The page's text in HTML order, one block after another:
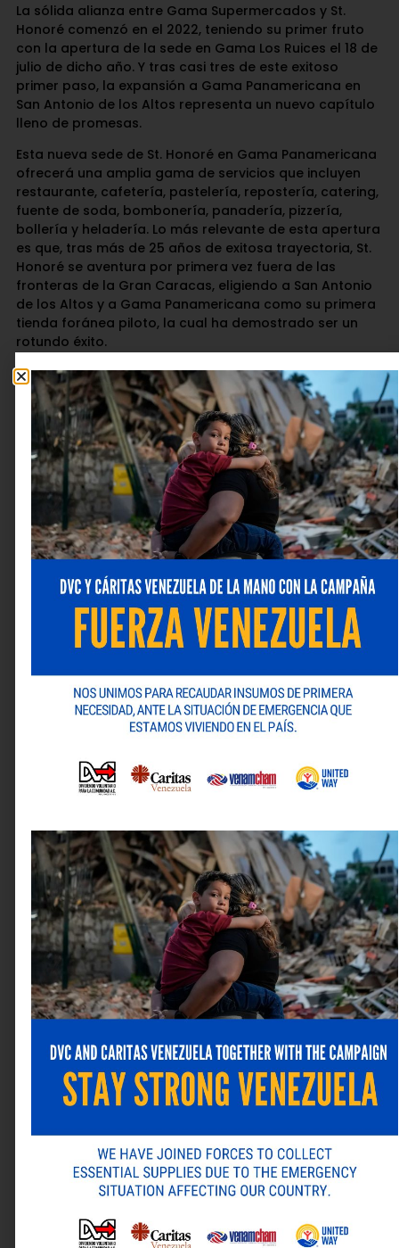
La sólida alianza entre Gama Supermercados y St.
Honoré comenzó en el 2022, teniendo su primer fruto
con la apertura de la sede en Gama Los Ruices el 18 de
julio de dicho año. Y tras casi tres de este exitoso
primer paso, la expansión a Gama Panamericana en
San Antonio de los Altos representa un nuevo capítulo
lleno de promesas.
Esta nueva sede de St. Honoré en Gama Panamericana
ofrecerá una amplia gama de servicios que incluyen
restaurante, cafetería, pastelería, repostería, catering,
fuente de soda, bombonería, panadería, pizzería,
bollería y heladería. Lo más relevante de esta apertura
es que, tras más de 25 años de exitosa trayectoria, St.
Honoré se aventura por primera vez fuera de las
fronteras de la Gran Caracas, eligiendo a San Antonio
de los Altos y a Gama Panamericana como su primera
tienda foránea piloto, la cual ha demostrado ser un
rotundo éxito.
Esta nueva ubicación se suma a las ya existentes en las
sucursales Gama Express de Los Palos Grandes, Los
Ruices, La Castellana y Plus Santa Eduvigis,
consolidando la presencia de St. Honoré y reforzando
el compromiso de Gama de brindar a sus clientes una
oferta gastronómica diversa y de excelencia.
Gama, sin ti no hay nosotros
Deja una respuesta
Los campos obligatorios están marcados con*
Comentario
Nombre*
Correo electrónico*
Web
Guarda mi nombre, correo electrónico y web en este
navegador para la próxima vez que comente.
Solsica mostró soluciones energéticas en la Primera Expo Negocios B2B de VenAmCham
SIGUIENTE
¡Más de 1.000 personas asistieron a la primera edición de la Expo Negocios B2B de VenAmCham!
Última revista